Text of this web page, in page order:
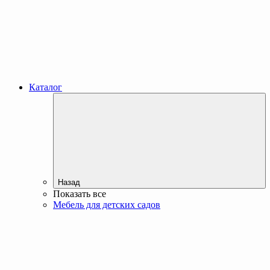
Каталог
Назад
Показать все
Мебель для детских садов